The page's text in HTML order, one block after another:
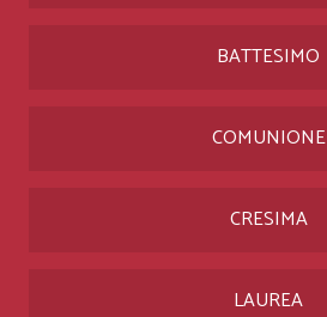
BATTESIMO
COMUNIONE
CRESIMA
LAUREA